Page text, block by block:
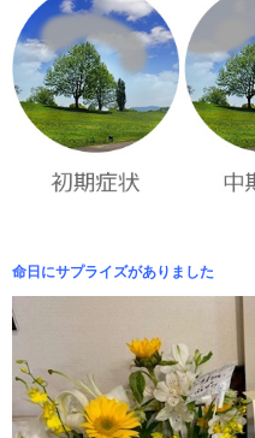
命日にサプライズがありました